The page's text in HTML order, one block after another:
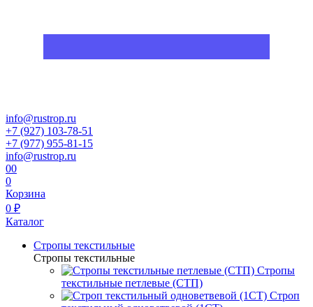
info@rustrop.ru
+7 (927) 103-78-51
+7 (977) 955-81-15
info@rustrop.ru
00
0
Корзина
0 ₽
Каталог
Стропы текстильные
Стропы текстильные
Стропы
текстильные петлевые (СТП)
Строп